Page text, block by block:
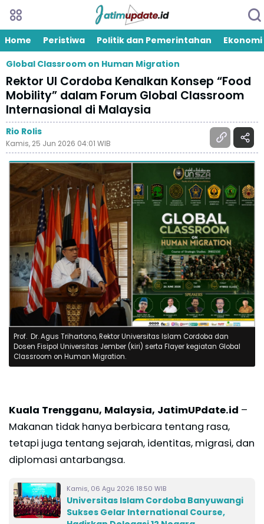
Home Peristiwa Politik dan Pemerintahan
Ekonomi
Global Classroom on Human Migration
Rektor UI Cordoba Kenalkan Konsep “Food
Mobility” dalam Forum Global Classroom
Internasional di Malaysia
Rio Rolis
Kamis, 25 Jun 2026 04:01 WIB
Prof. Dr. Agus Trihartono, Rektor Universitas Islam Cordoba dan
Dosen Fisipol Universitas Jember (kiri) serta Flayer kegiatan Global
Classroom on Human Migration.
Kuala Trengganu, Malaysia, JatimUPdate.id –
Makanan tidak hanya berbicara tentang rasa,
tetapi juga tentang sejarah, identitas, migrasi, dan
diplomasi antarbangsa.
Kamis, 06 Agu 2026 18:50 WIB
Universitas Islam Cordoba Banyuwangi
Sukses Gelar International Course,